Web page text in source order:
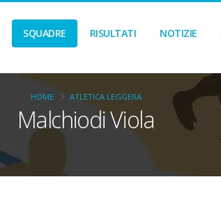
SQUADRE RISULTATI NOTIZIE
Malchiodi Viola
HOME ATLETICA LEGGERA